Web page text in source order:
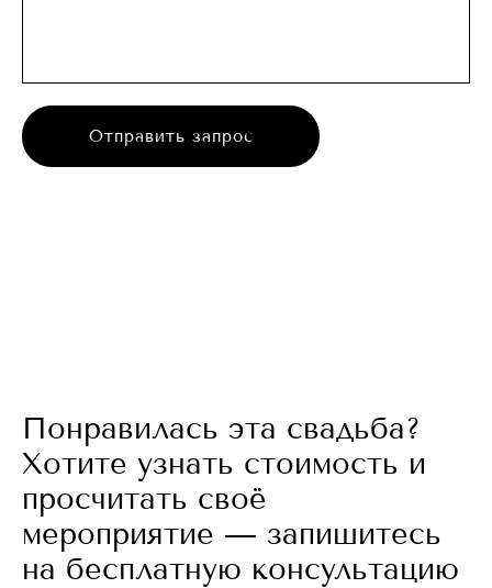
Отправить запрос
Понравилась эта свадьба?
Хотите узнать стоимость и
просчитать своё
мероприятие — запишитесь
на бесплатную консультацию